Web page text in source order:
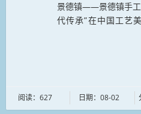
景德镇——景德镇手工
代传承”在中国工艺
阅读：627 日期：08-02